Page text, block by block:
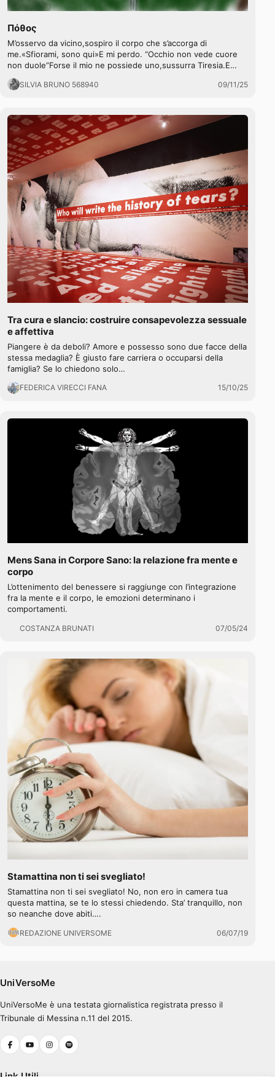
Πόθος
M’osservo da vicino,sospiro il corpo che s’accorga di
me.«Sfiorami, sono qui»E mi perdo. “Occhio non vede cuore
non duole”Forse il mio ne possiede uno,sussurra Tiresia.E…
SILVIA BRUNO 568940 09/11/25
Tra cura e slancio: costruire consapevolezza sessuale
e affettiva
Piangere è da deboli? Amore e possesso sono due facce della
stessa medaglia? È giusto fare carriera o occuparsi della
famiglia? Se lo chiedono solo…
FEDERICA VIRECCI FANA 15/10/25
Mens Sana in Corpore Sano: la relazione fra mente e
corpo
L’ottenimento del benessere si raggiunge con l’integrazione
fra la mente e il corpo, le emozioni determinano i
comportamenti.
COSTANZA BRUNATI 07/05/24
Stamattina non ti sei svegliato!
Stamattina non ti sei svegliato! No, non ero in camera tua
questa mattina, se te lo stessi chiedendo. Sta’ tranquillo, non
so neanche dove abiti….
REDAZIONE UNIVERSOME 06/07/19
UniVersoMe
UniVersoMe è una testata giornalistica registrata presso il
Tribunale di Messina n.11 del 2015.